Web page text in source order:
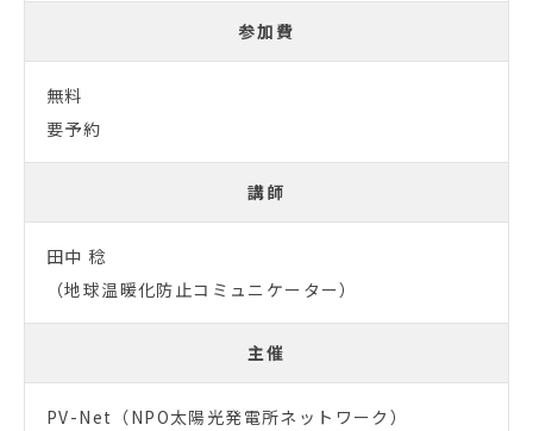
参加費
無料
要予約
講師
田中 稔
（地球温暖化防止コミュニケーター）
主催
PV-Net（NPO太陽光発電所ネットワーク）